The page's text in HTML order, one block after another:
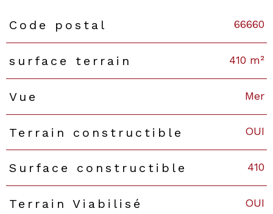
Caractéristiques Valeurs
Code postal 66660
surface terrain 410 m²
Vue Mer
Terrain constructible OUI
Surface constructible 410
Terrain Viabilisé OUI